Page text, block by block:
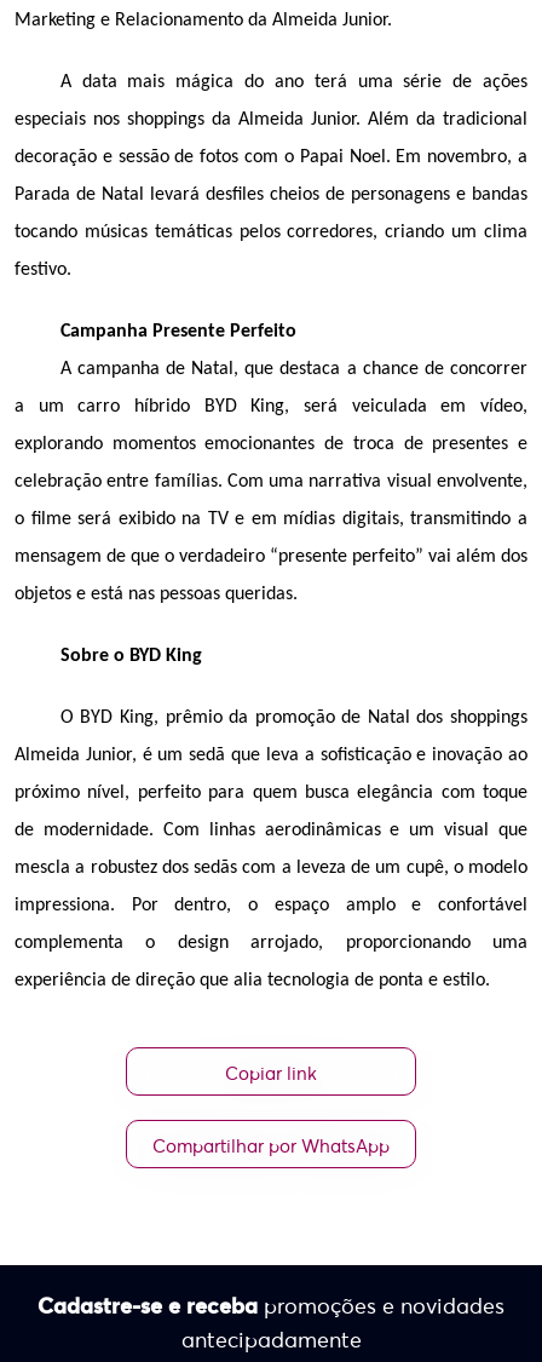
Marketing e Relacionamento da Almeida Junior.
A data mais mágica do ano terá uma série de ações
especiais nos shoppings da Almeida Junior. Além da tradicional
decoração e sessão de fotos com o Papai Noel. Em novembro, a
Parada de Natal levará desfiles cheios de personagens e bandas
tocando músicas temáticas pelos corredores, criando um clima
festivo.
Campanha Presente Perfeito
A campanha de Natal, que destaca a chance de concorrer
a um carro híbrido BYD King, será veiculada em vídeo,
explorando momentos emocionantes de troca de presentes e
celebração entre famílias. Com uma narrativa visual envolvente,
o filme será exibido na TV e em mídias digitais, transmitindo a
mensagem de que o verdadeiro “presente perfeito” vai além dos
objetos e está nas pessoas queridas.
Sobre o BYD King
O BYD King, prêmio da promoção de Natal dos shoppings
Almeida Junior, é um sedã que leva a sofisticação e inovação ao
próximo nível, perfeito para quem busca elegância com toque
de modernidade. Com linhas aerodinâmicas e um visual que
mescla a robustez dos sedãs com a leveza de um cupê, o modelo
impressiona. Por dentro, o espaço amplo e confortável
complementa o design arrojado, proporcionando uma
experiência de direção que alia tecnologia de ponta e estilo.
Copiar link
Compartilhar por WhatsApp
Cadastre-se e receba promoções e novidades
antecipadamente